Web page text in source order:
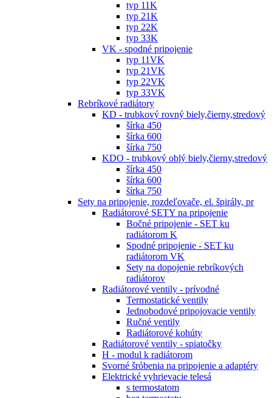
typ 11K
typ 21K
typ 22K
typ 33K
VK - spodné pripojenie
typ 11VK
typ 21VK
typ 22VK
typ 33VK
Rebríkové radiátory
KD - trubkový rovný biely,čierny,stredový
šírka 450
šírka 600
šírka 750
KDO - trubkový oblý biely,čierny,stredový
šírka 450
šírka 600
šírka 750
Sety na pripojenie, rozdeľovače, el. špirály, pr
Radiátorové SETY na pripojenie
Bočné pripojenie - SET ku
radiátorom K
Spodné pripojenie - SET ku
radiátorom VK
Sety na dopojenie rebríkových
radiátorov
Radiátorové ventily - prívodné
Termostatické ventily
Jednobodové pripojovacie ventily
Ručné ventily
Radiátorové kohúty
Radiátorové ventily - spiatočky
H - modul k radiátorom
Svorné šróbenia na pripojenie a adaptéry
Elektrické vyhrievacie telesá
s termostatom